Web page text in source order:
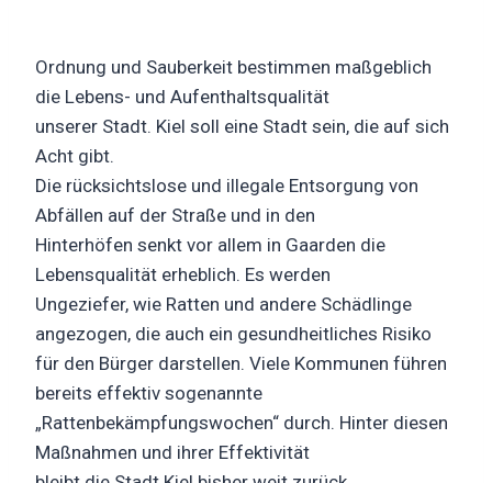
Ordnung und Sauberkeit bestimmen maßgeblich
die Lebens- und Aufenthaltsqualität
unserer Stadt. Kiel soll eine Stadt sein, die auf sich
Acht gibt.
Die rücksichtslose und illegale Entsorgung von
Abfällen auf der Straße und in den
Hinterhöfen senkt vor allem in Gaarden die
Lebensqualität erheblich. Es werden
Ungeziefer, wie Ratten und andere Schädlinge
angezogen, die auch ein gesundheitliches Risiko
für den Bürger darstellen. Viele Kommunen führen
bereits effektiv sogenannte
„Rattenbekämpfungswochen“ durch. Hinter diesen
Maßnahmen und ihrer Effektivität